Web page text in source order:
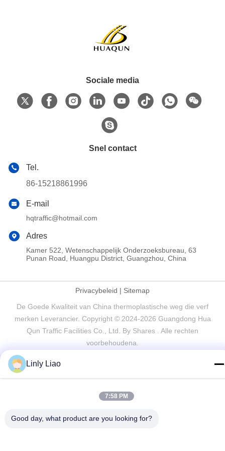
Sociale media
Snel contact
Tel.
86-15218861996
E-mail
hqtraffic@hotmail.com
Adres
Kamer 522, Wetenschappelijk Onderzoeksbureau, 63
Punan Road, Huangpu District, Guangzhou, China
Privacybeleid | Sitemap
De Goede Kwaliteit van China thermoplastische weg die verf
merken Leverancier. Copyright © 2024-2026 Guangdong Hua
Qun Traffic Facilities Co., Ltd. By Shares . Alle rechten
voorbehoudena.
Linly Liao
7:58 PM
Good day, what product are you looking for?